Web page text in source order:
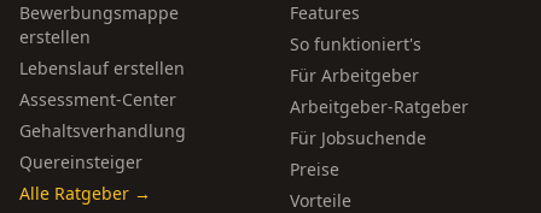
Bewerbungsmappe
erstellen
Lebenslauf erstellen
Assessment-Center
Gehaltsverhandlung
Quereinsteiger
Alle Ratgeber →
Features
So funktioniert's
Für Arbeitgeber
Arbeitgeber-Ratgeber
Für Jobsuchende
Preise
Vorteile